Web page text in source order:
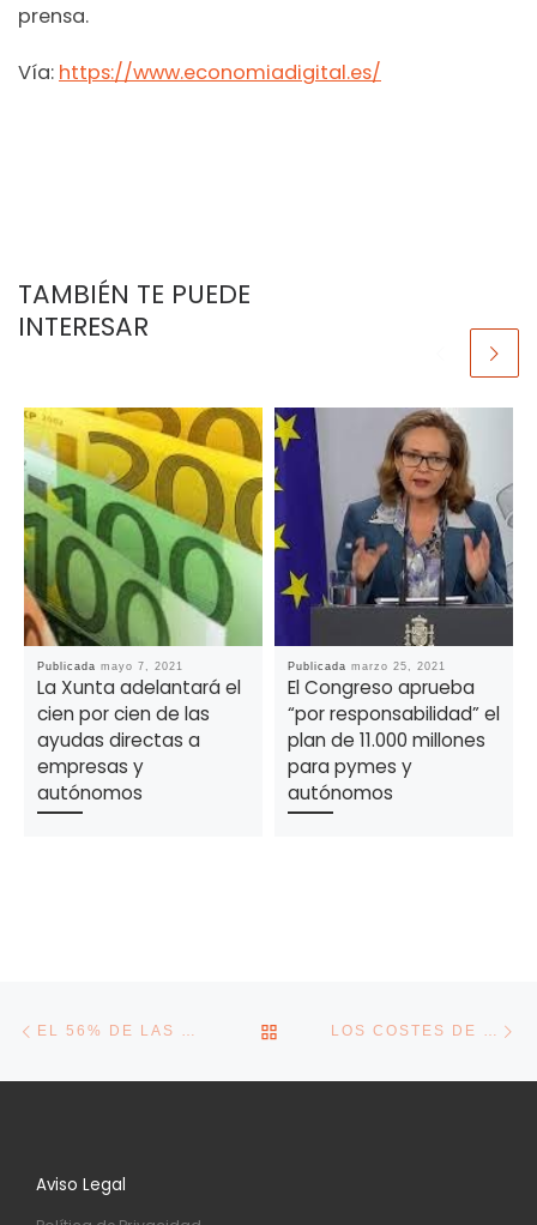
prensa.
Vía: https://www.economiadigital.es/
TAMBIÉN TE PUEDE
INTERESAR
Publicada mayo 7, 2021
La Xunta adelantará el
cien por cien de las
ayudas directas a
empresas y
autónomos
Publicada marzo 25, 2021
El Congreso aprueba
“por responsabilidad” el
plan de 11.000 millones
para pymes y
autónomos
VOLVER A LA LISTA DE
Aviso Legal